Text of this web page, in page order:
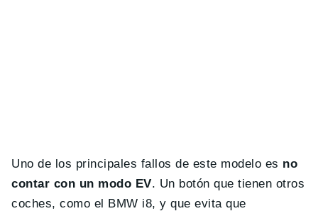
Uno de los principales fallos de este modelo es no
contar con un modo EV. Un botón que tienen otros
coches, como el BMW i8, y que evita que